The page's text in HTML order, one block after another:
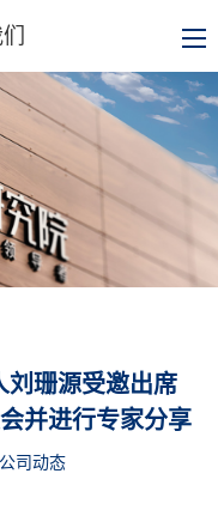
刘珊源受邀出席
并进行专家分享
公司动态